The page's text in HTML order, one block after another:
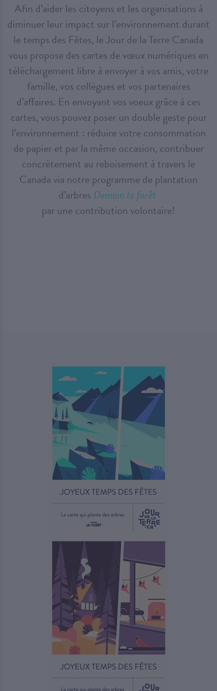
Afin d’aider les citoyens et les organisations à
diminuer leur impact sur l’environnement durant
le temps des Fêtes, le Jour de la Terre Canada
vous propose des cartes de vœux numériques en
téléchargement libre à envoyer à vos amis, votre
famille, vos collègues et vos partenaires
d’affaires. En envoyant vos voeux grâce à ces
cartes, vous pouvez poser un double geste pour
l’environnement : réduire votre consommation
de papier et par la même occasion, contribuer
concrètement au reboisement à travers le
Canada via notre programme de plantation
d’arbres Demain la forêt
par une contribution volontaire!